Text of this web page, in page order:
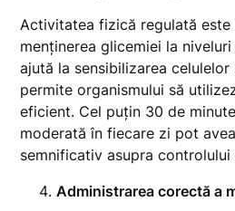
Activitatea fizică regulată
menținerea glicemiei la
ajută la sensibilizarea celulelor
permite organismului să
eficient. Cel puțin 30 de
moderată în fiecare zi pot
semnificativ asupra controlului
Administrarea corectă a